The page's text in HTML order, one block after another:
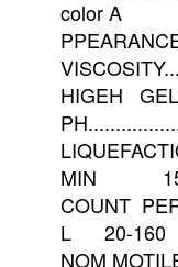
color A
HIGEH
MIN
COUNT
L 20-160
NOM